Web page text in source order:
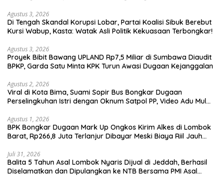
Agustus 3, 2026
Di Tengah Skandal Korupsi Lobar, Partai Koalisi Sibuk Berebut
Kursi Wabup, Kasta: Watak Asli Politik Kekuasaan Terbongkar!
Agustus 3, 2026
Proyek Bibit Bawang UPLAND Rp7,5 Miliar di Sumbawa Diaudit
BPKP, Garda Satu Minta KPK Turun Awasi Dugaan Kejanggalan
Agustus 2, 2026
Viral di Kota Bima, Suami Sopir Bus Bongkar Dugaan
Perselingkuhan Istri dengan Oknum Satpol PP, Video Adu Mulut
Agustus 1, 2026
BPK Bongkar Dugaan Mark Up Ongkos Kirim Alkes di Lombok
Barat, Rp266,8 Juta Terlanjur Dibayar Meski Biaya Riil Jauh
Juli 31, 2026
Balita 5 Tahun Asal Lombok Nyaris Dijual di Jeddah, Berhasil
Diselamatkan dan Dipulangkan ke NTB Bersama PMI Asal